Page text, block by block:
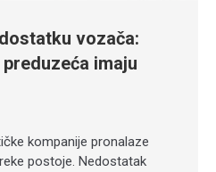
vozača:
imaju
kompanije pronalaze
postoje. Nedostatak